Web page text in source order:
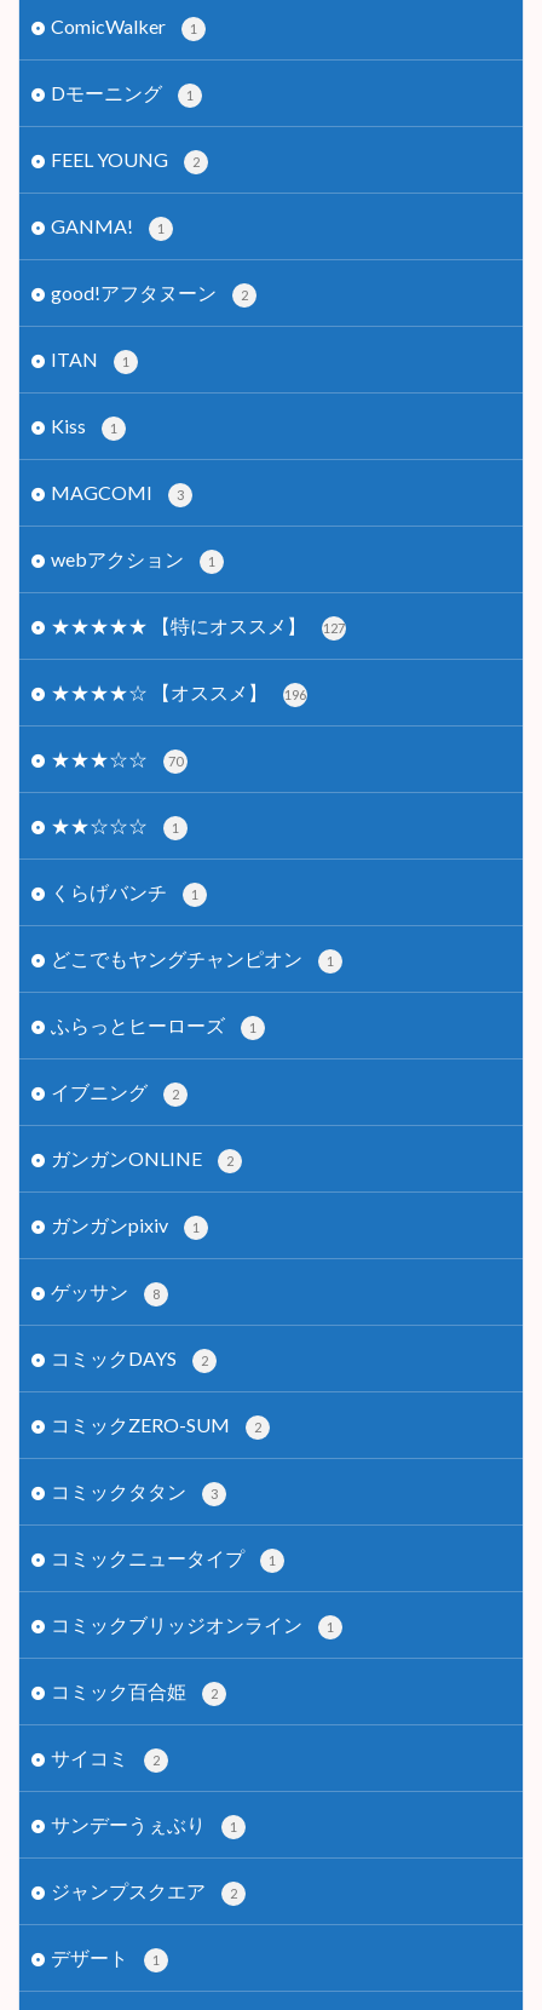
ComicWalker 1
Dモーニング 1
FEEL YOUNG 2
GANMA! 1
good!アフタヌーン 2
ITAN 1
Kiss 1
MAGCOMI 3
webアクション 1
★★★★★ 【特にオススメ】 127
★★★★☆ 【オススメ】 196
★★★☆☆ 70
★★☆☆☆ 1
くらげバンチ 1
どこでもヤングチャンピオン 1
ふらっとヒーローズ 1
イブニング 2
ガンガンONLINE 2
ガンガンpixiv 1
ゲッサン 8
コミックDAYS 2
コミックZERO-SUM 2
コミックタタン 3
コミックニュータイプ 1
コミックブリッジオンライン 1
コミック百合姫 2
サイコミ 2
サンデーうぇぶり 1
ジャンプスクエア 2
デザート 1